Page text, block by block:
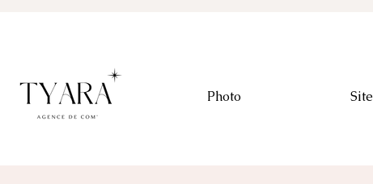
Photo Site